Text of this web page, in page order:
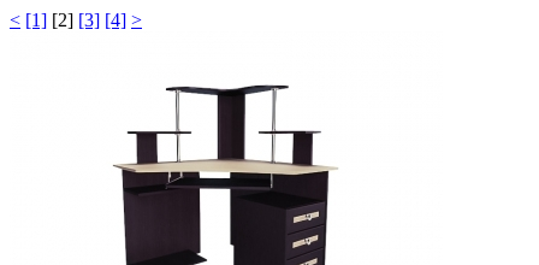
< [1] [2] [3] [4] >